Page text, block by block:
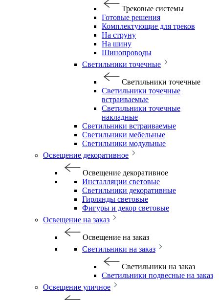
Трековые системы
Готовые решения
Комплектующие для треков
На струну
На шину
Шинопроводы
Светильники точечные
Светильники точечные
Светильники точечные
встраиваемые
Светильники точечные
накладные
Светильники встраиваемые
Светильники мебельные
Светильники модульные
Освещение декоративное
Освещение декоративное
Инсталляции световые
Светильники декоративные
Гирлянды световые
Фигуры и декор световые
Освещение на заказ
Освещение на заказ
Светильники на заказ
Светильники на заказ
Светильники подвесные на заказ
Освещение уличное